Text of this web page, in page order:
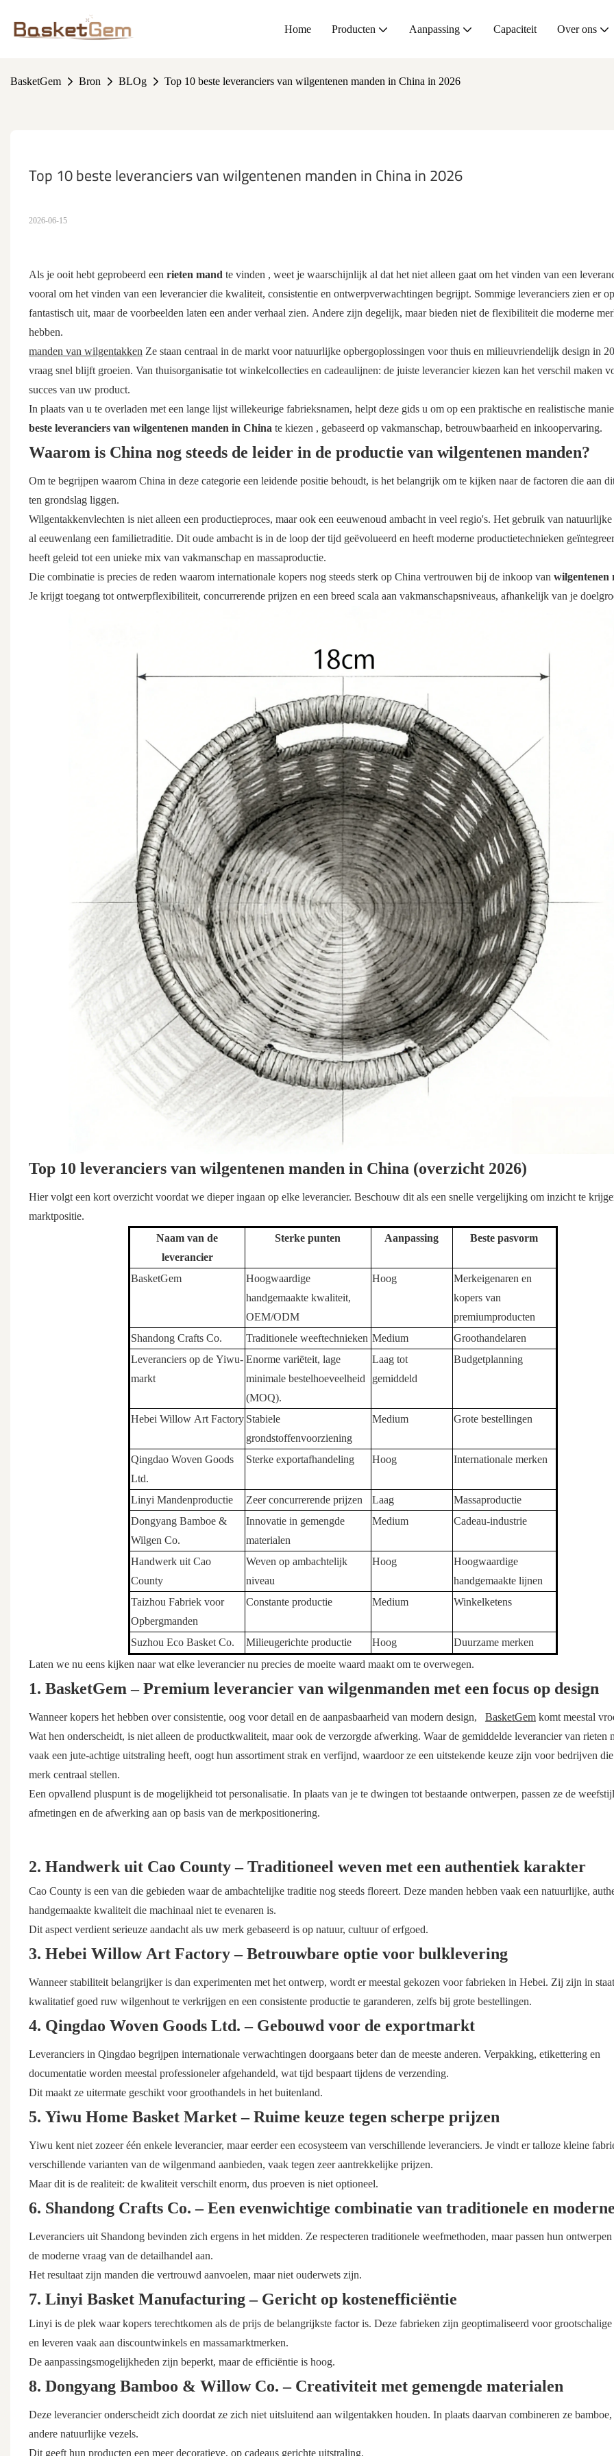
Home Producten Aanpassing Capaciteit Over ons
BasketGem Bron BLOg Top 10 beste leveranciers van wilgentenen manden in China in 2026
Top 10 beste leveranciers van wilgentenen manden in China in 2026
2026-06-15
Als je ooit hebt geprobeerd een rieten mandte vinden , weet je waarschijnlijk al dat het niet alleen gaat om het vinden van een
vooral om het vinden van een leverancier die kwaliteit, consistentie en ontwerpverwachtingen begrijpt. Sommige leveranciers zien er
fantastisch uit, maar de voorbeelden laten een ander verhaal zien. Andere zijn degelijk, maar bieden niet de flexibiliteit die moderne
hebben.
manden van wilgentakken Ze staan ​​centraal in de markt voor natuurlijke opbergoplossingen voor thuis en milieuvriendelijk design in
vraag snel blijft groeien. Van thuisorganisatie tot winkelcollecties en cadeaulijnen: de juiste leverancier kiezen kan het verschil maken
succes van uw product.
In plaats van u te overladen met een lange lijst willekeurige fabrieksnamen, helpt deze gids u om op een praktische en realistische
beste leveranciers van wilgentenen manden in Chinate kiezen , gebaseerd op vakmanschap, betrouwbaarheid en inkoopervaring.
Waarom is China nog steeds de leider in de productie van wilgentenen manden?
Om te begrijpen waarom China in deze categorie een leidende positie behoudt, is het belangrijk om te kijken naar de factoren die aan
ten grondslag liggen.
Wilgentakkenvlechten is niet alleen een productieproces, maar ook een eeuwenoud ambacht in veel regio's. Het gebruik van natuurlijke
al eeuwenlang een familietraditie. Dit oude ambacht is in de loop der tijd geëvolueerd en heeft moderne productietechnieken
heeft geleid tot een unieke mix van vakmanschap en massaproductie.
Die combinatie is precies de reden waarom internationale kopers nog steeds sterk op China vertrouwen bij de inkoop van wilgentenen
Je krijgt toegang tot ontwerpflexibiliteit, concurrerende prijzen en een breed scala aan vakmanschapsniveaus, afhankelijk van je
Top 10 leveranciers van wilgentenen manden in China (overzicht 2026)
Hier volgt een kort overzicht voordat we dieper ingaan op elke leverancier. Beschouw dit als een snelle vergelijking om inzicht te
marktpositie.
Naam van de
leverancier
Sterke punten Aanpassing Beste pasvorm
BasketGem
Hoogwaardige
handgemaakte kwaliteit,
OEM/ODM
Hoog
Merkeigenaren en
kopers van
premiumproducten
Shandong Crafts Co.
Traditionele weeftechnieken Medium
Groothandelaren
Leveranciers op de Yiwu-
markt
Enorme variëteit, lage
minimale bestelhoeveelheid
(MOQ).
Laag tot
gemiddeld
Budgetplanning
Hebei Willow Art Factory Stabiele
grondstoffenvoorziening
Medium Grote bestellingen
Qingdao Woven Goods
Ltd.
Sterke exportafhandeling Hoog Internationale merken
Linyi Mandenproductie Zeer concurrerende prijzen Laag
Massaproductie
Dongyang Bamboe &
Wilgen Co.
Innovatie in gemengde
materialen
Medium Cadeau-industrie
Handwerk uit Cao
County
Weven op ambachtelijk
niveau
Hoog
Hoogwaardige
handgemaakte lijnen
Taizhou Fabriek voor
Opbergmanden
Constante productie Medium Winkelketens
Suzhou Eco Basket Co. Milieugerichte productie Hoog
Duurzame merken
Laten we nu eens kijken naar wat elke leverancier nu precies de moeite waard maakt om te overwegen.
1. BasketGem – Premium leverancier van wilgenmanden met een focus op design
Wanneer kopers het hebben over consistentie, oog voor detail en de aanpasbaarheid van modern design, BasketGem komt meestal
Wat hen onderscheidt, is niet alleen de productkwaliteit, maar ook de verzorgde afwerking. Waar de gemiddelde leverancier van rieten
vaak een jute-achtige uitstraling heeft, oogt hun assortiment strak en verfijnd, waardoor ze een uitstekende keuze zijn voor bedrijven
merk centraal stellen.
Een opvallend pluspunt is de mogelijkheid tot personalisatie. In plaats van je te dwingen tot bestaande ontwerpen, passen ze de
afmetingen en de afwerking aan op basis van de merkpositionering.
2. Handwerk uit Cao County – Traditioneel weven met een authentiek karakter
Cao County is een van die gebieden waar de ambachtelijke traditie nog steeds floreert. Deze manden hebben vaak een natuurlijke,
handgemaakte kwaliteit die machinaal niet te evenaren is.
Dit aspect verdient serieuze aandacht als uw merk gebaseerd is op natuur, cultuur of erfgoed.
3. Hebei Willow Art Factory – Betrouwbare optie voor bulklevering
Wanneer stabiliteit belangrijker is dan experimenten met het ontwerp, wordt er meestal gekozen voor fabrieken in Hebei. Zij zijn in
kwalitatief goed ruw wilgenhout te verkrijgen en een consistente productie te garanderen, zelfs bij grote bestellingen.
4. Qingdao Woven Goods Ltd. – Gebouwd voor de exportmarkt
Leveranciers in Qingdao begrijpen internationale verwachtingen doorgaans beter dan de meeste anderen. Verpakking, etikettering en
documentatie worden meestal professioneler afgehandeld, wat tijd bespaart tijdens de verzending.
Dit maakt ze uitermate geschikt voor groothandels in het buitenland.
5. Yiwu Home Basket Market – Ruime keuze tegen scherpe prijzen
Yiwu kent niet zozeer één enkele leverancier, maar eerder een ecosysteem van verschillende leveranciers. Je vindt er talloze kleine
verschillende varianten van de wilgenmand aanbieden, vaak tegen zeer aantrekkelijke prijzen.
Maar dit is de realiteit: de kwaliteit verschilt enorm, dus proeven is niet optioneel.
6. Shandong Crafts Co. – Een evenwichtige combinatie van traditionele en
Leveranciers uit Shandong bevinden zich ergens in het midden. Ze respecteren traditionele weefmethoden, maar passen hun
de moderne vraag van de detailhandel aan.
Het resultaat zijn manden die vertrouwd aanvoelen, maar niet ouderwets zijn.
7. Linyi Basket Manufacturing – Gericht op kostenefficiëntie
Linyi is de plek waar kopers terechtkomen als de prijs de belangrijkste factor is. Deze fabrieken zijn geoptimaliseerd voor
en leveren vaak aan discountwinkels en massamarktmerken.
De aanpassingsmogelijkheden zijn beperkt, maar de efficiëntie is hoog.
8. Dongyang Bamboo & Willow Co. – Creativiteit met gemengde materialen
Deze leverancier onderscheidt zich doordat ze zich niet uitsluitend aan wilgentakken houden. In plaats daarvan combineren ze
andere natuurlijke vezels.
Dit geeft hun producten een meer decoratieve, op cadeaus gerichte uitstraling.